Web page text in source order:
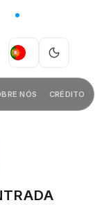
PT
NÓS CRÉDITO